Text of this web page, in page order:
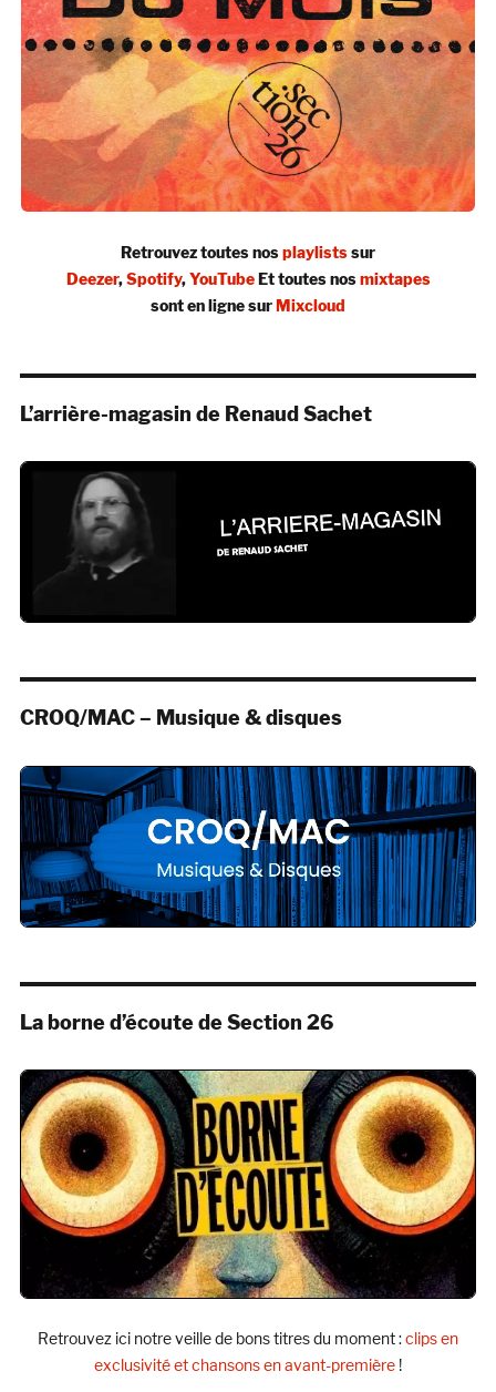
Retrouvez toutes nosplaylistssur
Deezer,Spotify,YouTubeEt toutes nosmixtapes
sont en ligne surMixcloud
L’arrière-magasin de Renaud Sachet
CROQ/MAC – Musique & disques
La borne d’écoute de Section 26
Retrouvez ici notre veille de bons titres du moment :clips en
exclusivité et chansons en avant-première !